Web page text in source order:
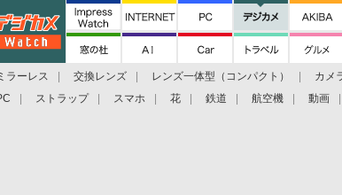
ラーレス 交換レンズ レンズ一体型（コンパクト） カメ
ストラップ スマホ 花 鉄道 航空機 動画